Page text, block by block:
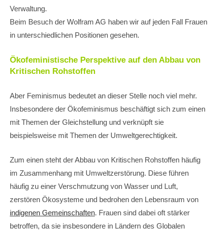
Verwaltung.
Beim Besuch der Wolfram AG haben wir auf jeden Fall Frauen
in unterschiedlichen Positionen gesehen.
Ökofeministische Perspektive auf den Abbau von
Kritischen Rohstoffen
Aber Feminismus bedeutet an dieser Stelle noch viel mehr.
Insbesondere der Ökofeminismus beschäftigt sich zum einen
mit Themen der Gleichstellung und verknüpft sie
beispielsweise mit Themen der Umweltgerechtigkeit.
Zum einen steht der Abbau von Kritischen Rohstoffen häufig
im Zusammenhang mit Umweltzerstörung. Diese führen
häufig zu einer Verschmutzung von Wasser und Luft,
zerstören Ökosysteme und bedrohen den Lebensraum von
indigenen Gemeinschaften. Frauen sind dabei oft stärker
betroffen, da sie insbesondere in Ländern des Globalen